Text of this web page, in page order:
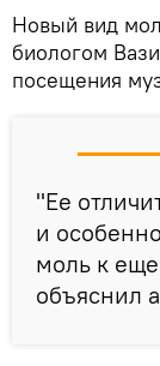
Новый вид
биологом
посещения
"Ее
и
моль к
объяснил